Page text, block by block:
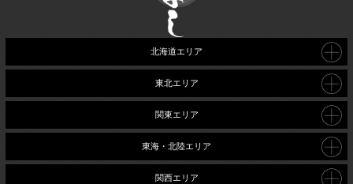
北海道エリア
東北エリア
関東エリア
東海・北陸エリア
関西エリア